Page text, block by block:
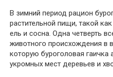
В зимний период рацион
растительной пищи, такой
ель и сосна. Одна четверть
животного происхождения в
которую буроголовая гаичка
укромных мест деревьев и